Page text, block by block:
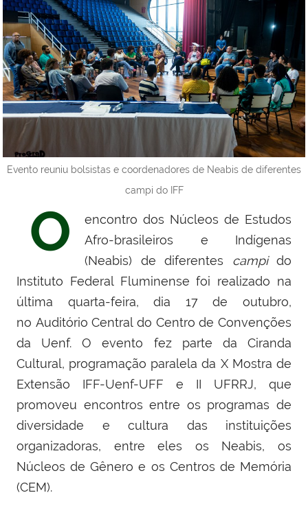
Evento reuniu bolsistas e coordenadores de Neabis de diferentes
campi do IFF
O
encontro dos Núcleos de Estudos
Afro-brasileiros e Indígenas
(Neabis) de diferentes campido
Instituto Federal Fluminense foi realizado na
última quarta-feira, dia 17 de outubro,
no Auditório Central do Centro de Convenções
da Uenf. O evento fez parte da Ciranda
Cultural, programação paralela da X Mostra de
Extensão IFF-Uenf-UFF e II UFRRJ, que
promoveu encontros entre os programas de
diversidade e cultura das instituições
organizadoras, entre eles os Neabis, os
Núcleos de Gênero e os Centros de Memória
(CEM).